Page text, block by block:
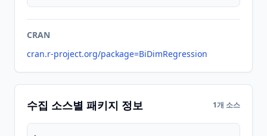
CRAN
cran.r-project.org/package=BiDimRegression
수집 소스별 패키지 정보 1개 소스